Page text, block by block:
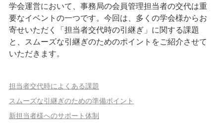
学会運営において、事務局の会員管理担当者の交代は重
要なイベントの一つです。今回は、多くの学会様からお
寄せいただく「担当者交代時の引継ぎ」に関する課題
と、スムーズな引継ぎのためのポイントをご紹介させて
いただきます。
担当者交代時によくある課題
スムーズな引継ぎのための準備ポイント
新担当者様へのサポート体制